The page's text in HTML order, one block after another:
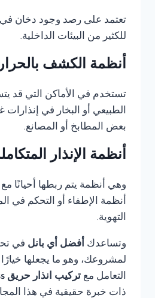
تعتمد على رصد وجود دخان في
للكثير من البيئات الداخلية.
أنظمة الكشف
تستخدم في الأماكن التي قد
الطبيعي أو البخار في
بعض المطابخ أو المصانع.
أنظمة الإنذار
وهي أنظمة يتم ربطها أحيانًا
أنظمة الإطفاء أو التحكم في
التهوية.
وتساعدك أفضل أي بانل في
لمشروعك، وهو ما يجعلها
التعامل مع تركيب انذار حريق FireClass في القاهرة
ذات خبرة حقيقية في هذا